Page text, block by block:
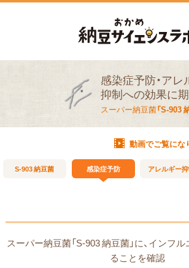
感染症予防・アレ
抑制への効果に期
スーパー納豆菌「S-903
動画でご覧にな
S-903 納豆菌 感染症予防 アレルギー
スーパー納豆菌「S-903 納豆菌」に、インフ
ることを確認